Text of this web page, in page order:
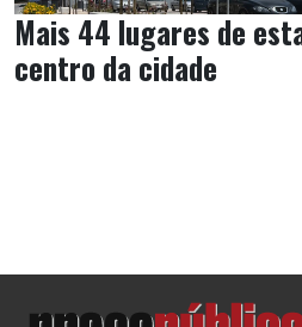
Mais 44 lugares de
centro da cidade